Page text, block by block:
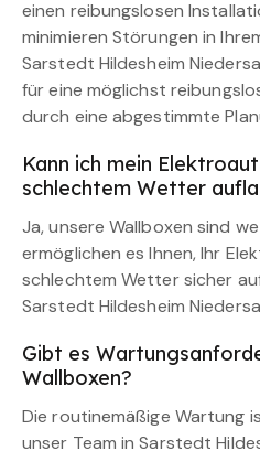
einen reibungslosen
minimieren Störungen in
Sarstedt Hildesheim
für eine möglichst
durch eine abgestimmte
Kann ich mein
schlechtem Wetter
Ja, unsere Wallboxen sind
ermöglichen es Ihnen, Ihr
schlechtem Wetter sicher
Sarstedt Hildesheim
Gibt es
Wallboxen?
Die routinemäßige Wartung
unser Team in Sarstedt